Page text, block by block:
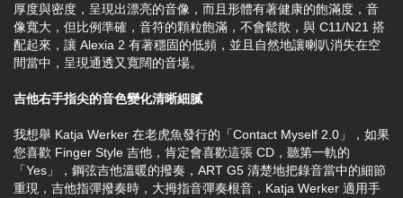
厚度與密度，呈現出漂亮的音像，而且形體有著健康的飽滿度，音
像寬大，但比例準確，音符的顆粒飽滿，不會鬆散，與 C11/N21 搭
配起來，讓 Alexia 2 有著穩固的低頻，並且自然地讓喇叭消失在空
間當中，呈現通透又寬闊的音場。
吉他右手指尖的音色變化清晰細膩
我想舉 Katja Werker 在老虎魚發行的「Contact Myself 2.0」，如果
您喜歡 Finger Style 吉他，肯定會喜歡這張 CD，聽第一軌的
「Yes」，鋼弦吉他溫暖的撥奏，ART G5 清楚地把錄音當中的細節
重現，吉他指彈撥奏時，大拇指音彈奏根音，Katja Werker 適用手